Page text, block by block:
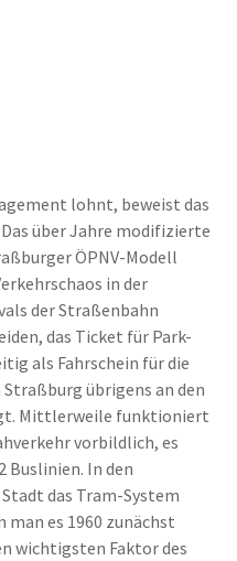
lohnt, beweist das
über Jahre modifizierte
ÖPNV-Modell
in der
der Straßenbahn
das Ticket für Park-
als Fahrschein für die
übrigens an den
Mittlerweile funktioniert
vorbildlich, es
Buslinien. In den
das Tram-System
man es 1960 zunächst
wichtigsten Faktor des